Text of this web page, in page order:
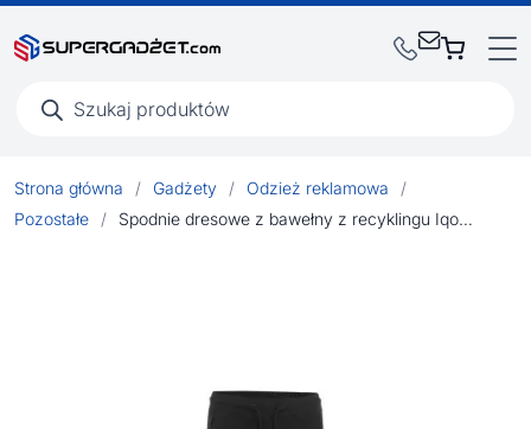
produktów
Strona główna / Gadżety / Odzież reklamowa
/
Pozostałe
/ Spodnie dresowe z bawełny z recyklingu Iqoniq Cooper